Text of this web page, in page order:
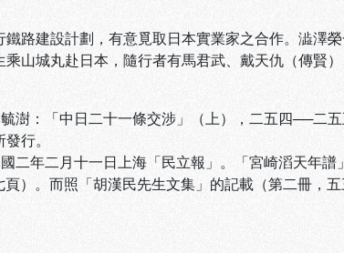
鐵路建設計劃，有意覓取日本實業家之合作。澁澤
乘山城丸赴日本，隨行者有馬君武、戴天仇（傳賢
澍：「中日二十一條交涉」（上），二五四──二
行。
二年二月十一日上海「民立報」。「宮崎滔天年譜
）。而照「胡漢民先生文集」的記載（第二冊，